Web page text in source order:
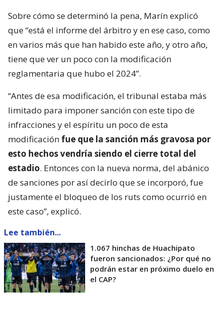
Sobre cómo se determinó la pena, Marín explicó
que “está el informe del árbitro y en ese caso, como
en varios más que han habido este año, y otro año,
tiene que ver un poco con la modificación
reglamentaria que hubo el 2024”.
“Antes de esa modificación, el tribunal estaba más
limitado para imponer sanción con este tipo de
infracciones y el espíritu un poco de esta
modificación fue que la sanción más gravosa por
esto hechos vendría siendo el cierre total del
estadio. Entonces con la nueva norma, del abánico
de sanciones por así decirlo que se incorporó, fue
justamente el bloqueo de los ruts como ocurrió en
este caso”, explicó.
Lee también...
1.067 hinchas de Huachipato
fueron sancionados: ¿Por qué no
podrán estar en próximo duelo en
el CAP?